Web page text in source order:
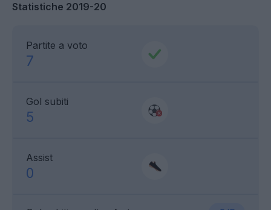
Statistiche 2019-20
Partite a voto
7
Gol subiti
5
Assist
0